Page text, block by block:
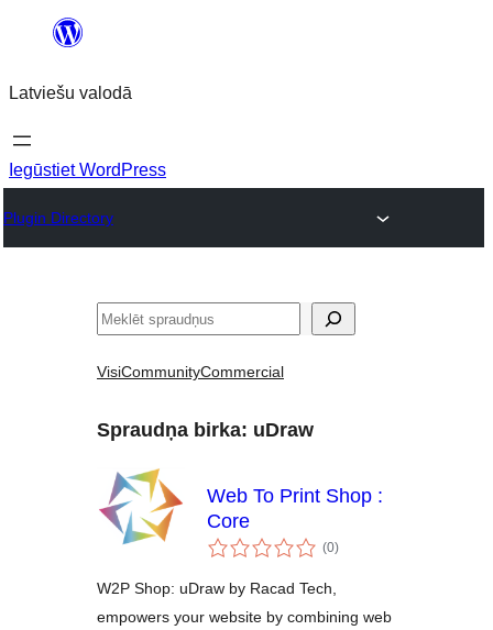
Pāriet
saturu
Latviešu valodā
Iegūstiet WordPress
Plugin Directory
Meklēt
VisiCommunityCommercial
Spraudņa birka: uDraw
Web To Print Shop :
Core
(0vērtējumu
kopsumma
)
W2P Shop: uDraw by Racad Tech,
empowers your website by combining web